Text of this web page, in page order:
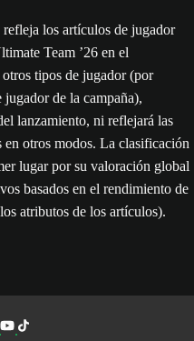
los artículos de jugador
Team ’26 en el
tipos de jugador (por
de la campaña),
lanzamiento, ni reflejará las
otros modos. La clasificación
lugar por su valoración global
basados en el rendimiento de
atributos de los artículos).